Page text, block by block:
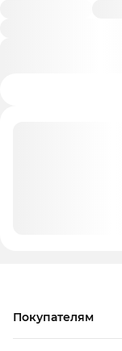
Покупателям